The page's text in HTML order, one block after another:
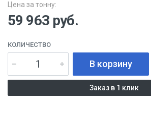
Цена за тонну:
59 963 руб.
КОЛИЧЕСТВО
В корзину
Заказ в 1 клик